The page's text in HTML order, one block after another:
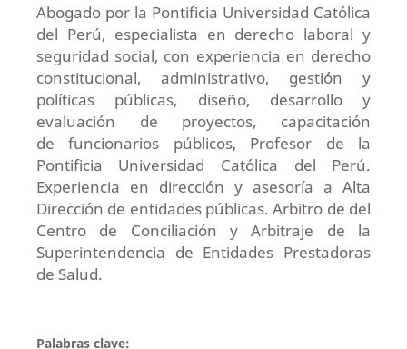
Abogado por la Pontificia Universidad Católica
del Perú, especialista en derecho laboral y
seguridad social, con experiencia en derecho
constitucional, administrativo, gestión y
políticas públicas, diseño, desarrollo y
evaluación de proyectos, capacitación
de funcionarios públicos, Profesor de la
Pontificia Universidad Católica del Perú.
Experiencia en dirección y asesoría a Alta
Dirección de entidades públicas. Arbitro de del
Centro de Conciliación y Arbitraje de la
Superintendencia de Entidades Prestadoras
de Salud.
Palabras clave: